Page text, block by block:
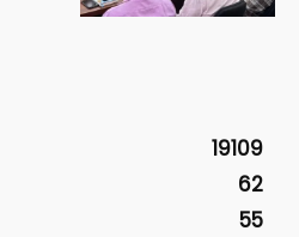
19109
62
55